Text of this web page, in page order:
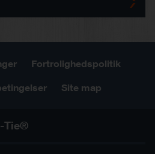
Fortrolighedspolitik
Site map
Tie®